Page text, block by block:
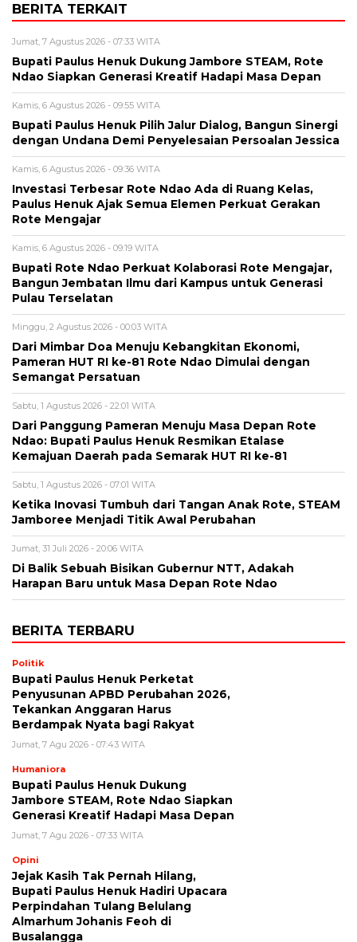
BERITA TERKAIT
Jumat, 7 Agustus 2026 - 07:33 WITA
Bupati Paulus Henuk Dukung Jambore STEAM, Rote
Ndao Siapkan Generasi Kreatif Hadapi Masa Depan
Kamis, 6 Agustus 2026 - 09:55 WITA
Bupati Paulus Henuk Pilih Jalur Dialog, Bangun Sinergi
dengan Undana Demi Penyelesaian Persoalan Jessica
Kamis, 6 Agustus 2026 - 09:36 WITA
Investasi Terbesar Rote Ndao Ada di Ruang Kelas,
Paulus Henuk Ajak Semua Elemen Perkuat Gerakan
Rote Mengajar
Kamis, 6 Agustus 2026 - 09:19 WITA
Bupati Rote Ndao Perkuat Kolaborasi Rote Mengajar,
Bangun Jembatan Ilmu dari Kampus untuk Generasi
Pulau Terselatan
Minggu, 2 Agustus 2026 - 00:03 WITA
Dari Mimbar Doa Menuju Kebangkitan Ekonomi,
Pameran HUT RI ke-81 Rote Ndao Dimulai dengan
Semangat Persatuan
Sabtu, 1 Agustus 2026 - 22:01 WITA
Dari Panggung Pameran Menuju Masa Depan Rote
Ndao: Bupati Paulus Henuk Resmikan Etalase
Kemajuan Daerah pada Semarak HUT RI ke-81
Sabtu, 1 Agustus 2026 - 07:01 WITA
Ketika Inovasi Tumbuh dari Tangan Anak Rote, STEAM
Jamboree Menjadi Titik Awal Perubahan
Jumat, 31 Juli 2026 - 20:06 WITA
Di Balik Sebuah Bisikan Gubernur NTT, Adakah
Harapan Baru untuk Masa Depan Rote Ndao
BERITA TERBARU
Politik
Bupati Paulus Henuk Perketat
Penyusunan APBD Perubahan 2026,
Tekankan Anggaran Harus
Berdampak Nyata bagi Rakyat
Jumat, 7 Agu 2026 - 07:43 WITA
Humaniora
Bupati Paulus Henuk Dukung
Jambore STEAM, Rote Ndao Siapkan
Generasi Kreatif Hadapi Masa Depan
Jumat, 7 Agu 2026 - 07:33 WITA
Opini
Jejak Kasih Tak Pernah Hilang,
Bupati Paulus Henuk Hadiri Upacara
Perpindahan Tulang Belulang
Almarhum Johanis Feoh di
Busalangga